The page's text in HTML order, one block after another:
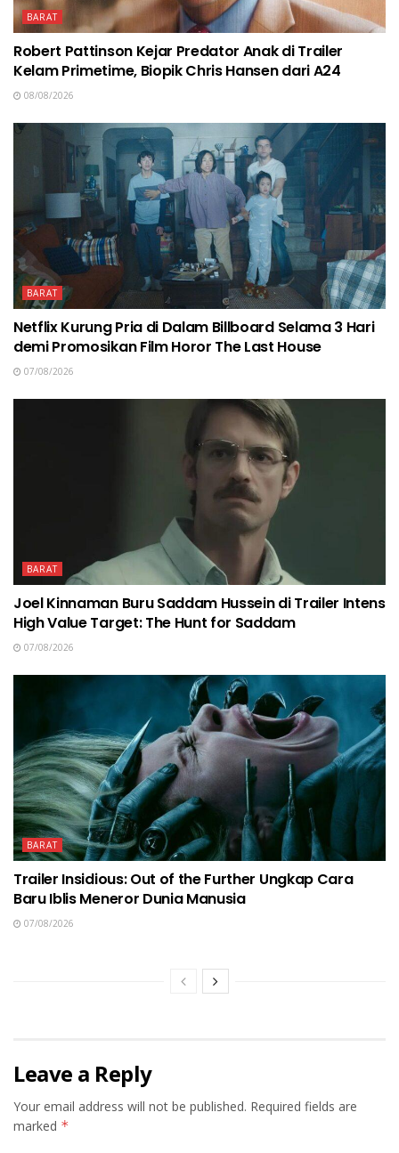
BARAT
Robert Pattinson Kejar Predator Anak di Trailer
Kelam Primetime, Biopik Chris Hansen dari A24
08/08/2026
BARAT
Netflix Kurung Pria di Dalam Billboard Selama 3 Hari
demi Promosikan Film Horor The Last House
07/08/2026
BARAT
Joel Kinnaman Buru Saddam Hussein di Trailer Intens
High Value Target: The Hunt for Saddam
07/08/2026
BARAT
Trailer Insidious: Out of the Further Ungkap Cara
Baru Iblis Meneror Dunia Manusia
07/08/2026
Leave a Reply
Your email address will not be published. Required fields are
marked *